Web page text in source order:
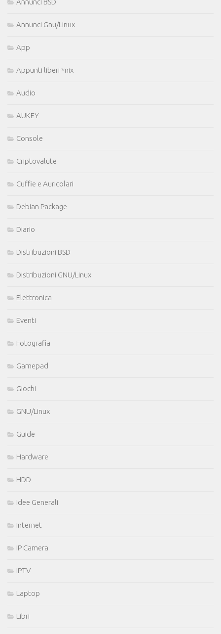
Annunci BSD
Annunci Gnu/Linux
App
Appunti liberi *nix
Audio
AUKEY
Console
Criptovalute
Cuffie e Auricolari
Debian Package
Diario
Distribuzioni BSD
Distribuzioni GNU/Linux
Elettronica
Eventi
Fotografia
Gamepad
Giochi
GNU/Linux
Guide
Hardware
HDD
Idee Generali
Internet
IP Camera
IPTV
Laptop
Libri